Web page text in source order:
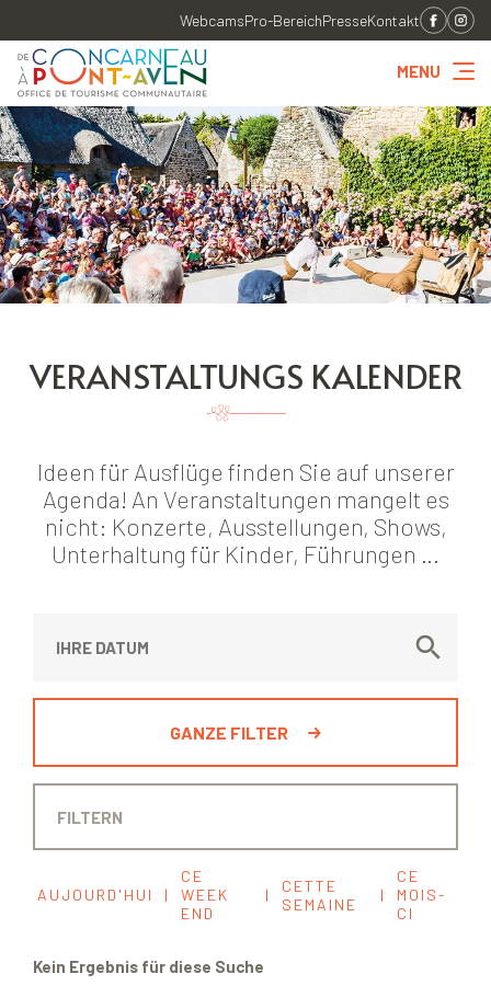
WebcamsPro-BereichPresseKontakt
MENU
VERANSTALTUNGS KALENDER
Ideen für Ausflüge finden Sie auf unserer
Agenda! An Veranstaltungen mangelt es
nicht: Konzerte, Ausstellungen, Shows,
Unterhaltung für Kinder, Führungen …
GANZE FILTER
AUJOURD'HUI |
CE
WEEK
END
|
CETTE
SEMAINE
|
CE
MOIS-
CI
Kein Ergebnis für diese Suche